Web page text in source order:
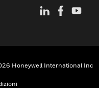
Honeywell International Inc